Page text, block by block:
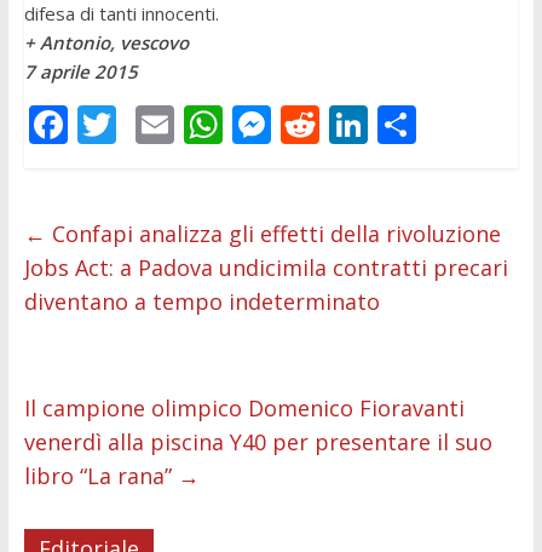
difesa di tanti innocenti.
+ Antonio, vescovo
7 aprile 2015
F
b
o
o
T
er
E
l
W
s
A
p
M
e
n
g
R
di
t
Li
e
dI
n
C
di
vi
← Confapi analizza gli effetti della rivoluzione
Jobs Act: a Padova undicimila contratti precari
diventano a tempo indeterminato
Il campione olimpico Domenico Fioravanti
venerdì alla piscina Y40 per presentare il suo
libro “La rana” →